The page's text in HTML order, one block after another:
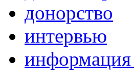
донорство
интервью
информация